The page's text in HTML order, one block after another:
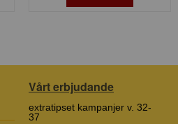
Vårt erbjudande
extratipset kampanjer v. 32-
37